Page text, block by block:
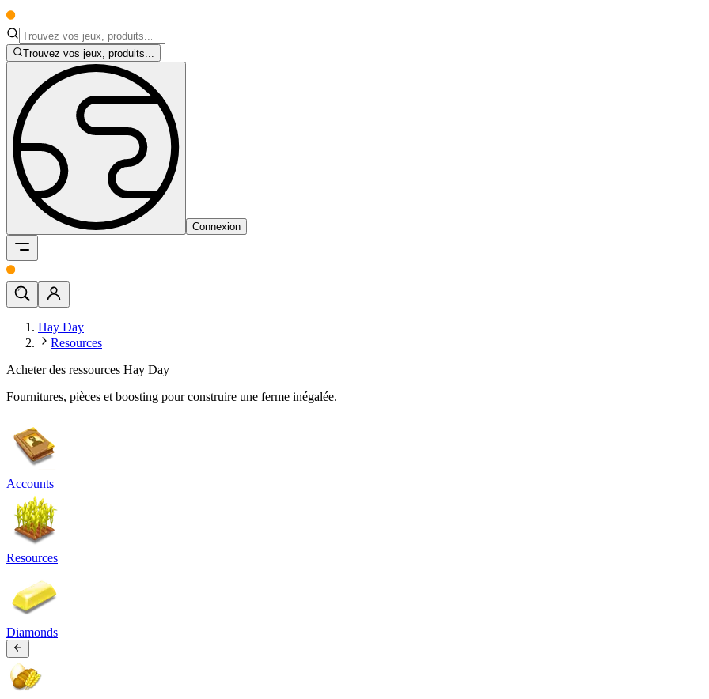
Trouvez vos jeux, produits...
Connexion
Hay Day
Resources
Acheter des ressources Hay Day
Fournitures, pièces et boosting pour construire une ferme inégalée.
Accounts
Resources
Diamonds